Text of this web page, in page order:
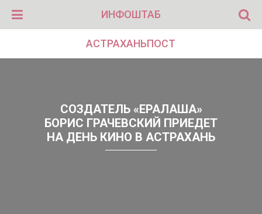
ИНФОШТАБ
АСТРАХАНЬПОСТ
СОЗДАТЕЛЬ «ЕРАЛАША»
БОРИС ГРАЧЕВСКИЙ ПРИЕДЕТ
НА ДЕНЬ КИНО В АСТРАХАНЬ